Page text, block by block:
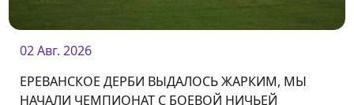
02 Авг. 2026
ЕРЕВАНСКОЕ ДЕРБИ ВЫДАЛОСЬ ЖАРКИМ, МЫ
НАЧАЛИ ЧЕМПИОНАТ С БОЕВОЙ НИЧЬЕЙ